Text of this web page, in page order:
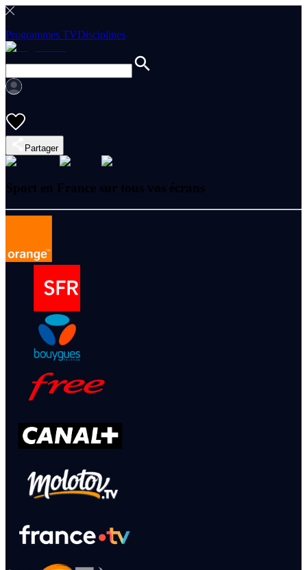
Programmes TVDisciplines
Partager
Sport en France sur tous vos écrans